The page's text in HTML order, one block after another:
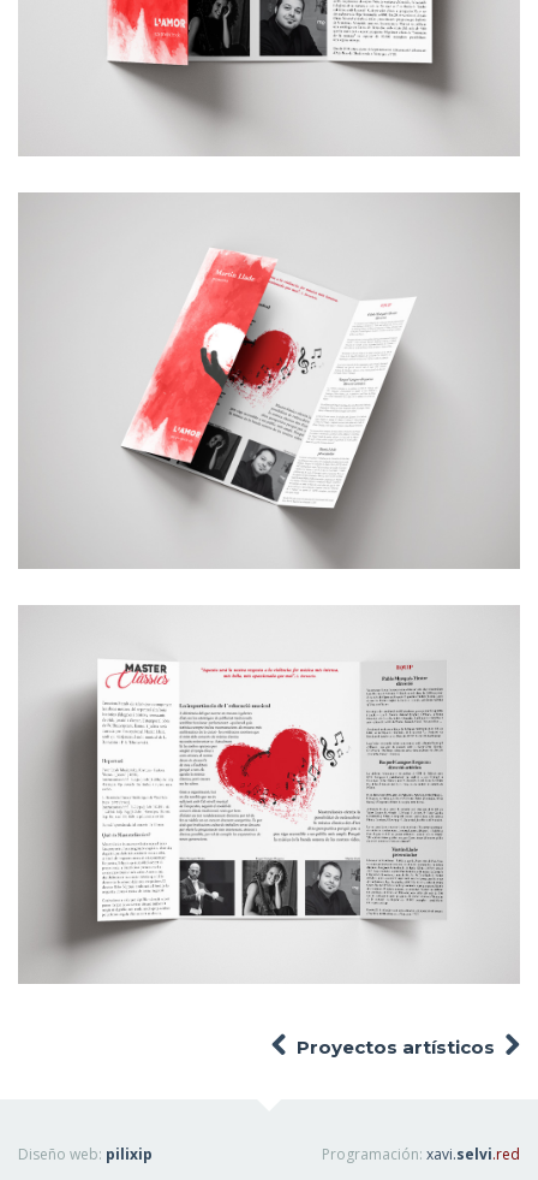
Proyectos artísticos
Programación: xavi.selvi.red
Diseño web: pilixip